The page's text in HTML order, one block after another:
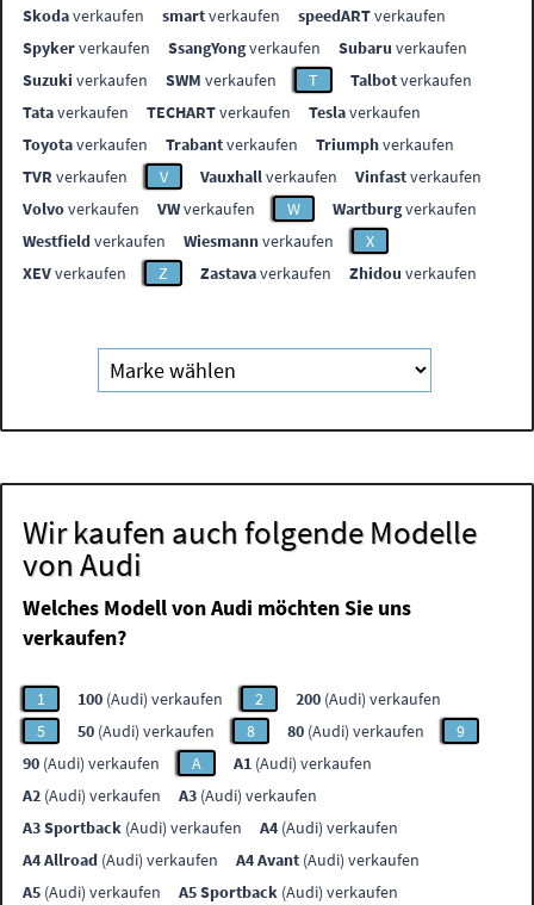
Skodaverkaufen smartverkaufen speedARTverkaufen
Spykerverkaufen SsangYongverkaufen Subaru verkaufen
Suzuki verkaufen SWM verkaufen T Talbotverkaufen
Tataverkaufen TECHARTverkaufen Teslaverkaufen
Toyotaverkaufen Trabantverkaufen Triumphverkaufen
TVR verkaufen V Vauxhallverkaufen Vinfastverkaufen
Volvoverkaufen VWverkaufen W Wartburgverkaufen
Westfieldverkaufen Wiesmannverkaufen
X
XEVverkaufen Z Zastavaverkaufen Zhidou verkaufen
Wir kaufen auch folgende Modelle
von Audi
Welches Modell von Audi möchten Sie uns
verkaufen?
1 100 (Audi) verkaufen 2 200 (Audi) verkaufen
5
50 (Audi) verkaufen 8 80 (Audi) verkaufen
9
90 (Audi) verkaufen A A1 (Audi) verkaufen
A2 (Audi) verkaufen A3 (Audi) verkaufen
A3 Sportback (Audi) verkaufen A4 (Audi) verkaufen
A4 Allroad (Audi) verkaufen A4 Avant (Audi) verkaufen
A5 (Audi) verkaufen A5 Sportback (Audi) verkaufen